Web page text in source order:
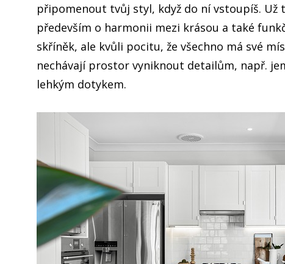
připomenout tvůj styl, když do ní vstoupíš. Už
především o harmonii mezi krásou a také
skříněk, ale kvůli pocitu, že všechno má své
nechávají prostor vyniknout detailům, např.
lehkým dotykem.